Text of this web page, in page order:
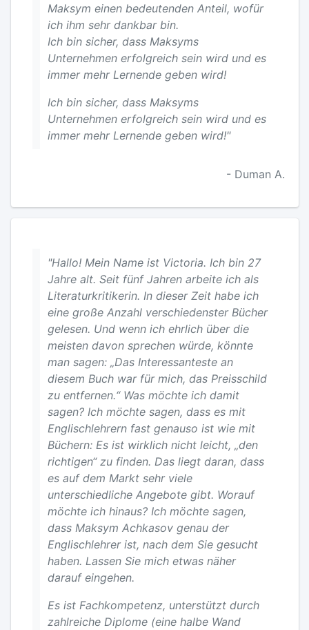
Maksym einen bedeutenden Anteil, wofür
ich ihm sehr dankbar bin.
Ich bin sicher, dass Maksyms
Unternehmen erfolgreich sein wird und es
immer mehr Lernende geben wird!
Ich bin sicher, dass Maksyms
Unternehmen erfolgreich sein wird und es
immer mehr Lernende geben wird!"
- Duman A.
"Hallo! Mein Name ist Victoria. Ich bin 27
Jahre alt. Seit fünf Jahren arbeite ich als
Literaturkritikerin. In dieser Zeit habe ich
eine große Anzahl verschiedenster Bücher
gelesen. Und wenn ich ehrlich über die
meisten davon sprechen würde, könnte
man sagen: „Das Interessanteste an
diesem Buch war für mich, das Preisschild
zu entfernen.“ Was möchte ich damit
sagen? Ich möchte sagen, dass es mit
Englischlehrern fast genauso ist wie mit
Büchern: Es ist wirklich nicht leicht, „den
richtigen“ zu finden. Das liegt daran, dass
es auf dem Markt sehr viele
unterschiedliche Angebote gibt. Worauf
möchte ich hinaus? Ich möchte sagen,
dass Maksym Achkasov genau der
Englischlehrer ist, nach dem Sie gesucht
haben. Lassen Sie mich etwas näher
darauf eingehen.
Es ist Fachkompetenz, unterstützt durch
zahlreiche Diplome (eine halbe Wand